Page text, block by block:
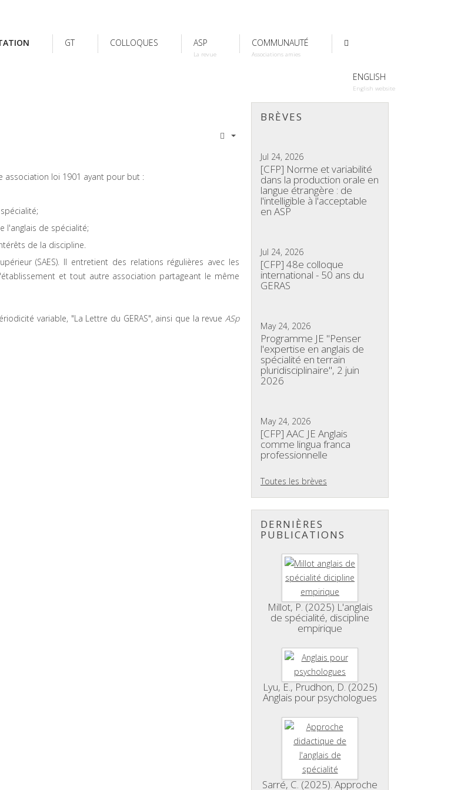
GT COLLOQUES ASP
La revue
COMMUNAUTÉ
Associations amies
ENGLISH
English website
association loi 1901 ayant pour but :
l'anglais de spécialité;
de la discipline.
(SAES). Il entretient des relations régulières avec les
et tout autre association partageant le même
variable, "La Lettre du GERAS", ainsi que la revueASp
BRÈVES
Jul 24, 2026
[CFP] Norme et variabilité
dans la production orale en
langue étrangère : de
l'intelligible à l'acceptable
en ASP
Jul 24, 2026
[CFP] 48e colloque
international - 50 ans du
GERAS
May 24, 2026
Programme JE "Penser
l'expertise en anglais de
spécialité en terrain
pluridisciplinaire", 2 juin
2026
May 24, 2026
[CFP] AAC JE Anglais
comme lingua franca
professionnelle
Toutes les brèves
DERNIÈRES
PUBLICATIONS
Millot, P. (2025) L'anglais
de spécialité, discipline
empirique
Lyu, E., Prudhon, D. (2025)
Anglais pour psychologues
Sarré, C. (2025). Approche